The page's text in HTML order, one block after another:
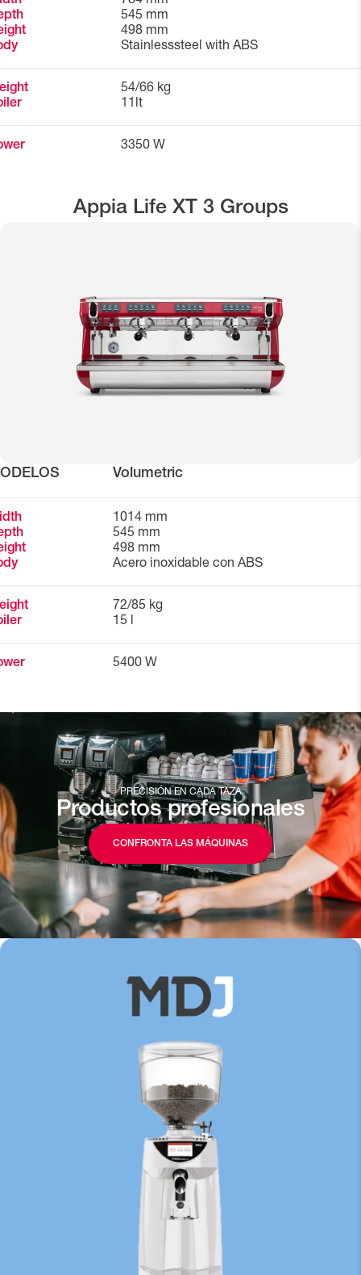
545 mm
498 mm
Stainlesssteel with ABS
54/66 kg
11lt
3350 W
Appia Life XT 3 Groups
Volumetric
1014 mm
545 mm
498 mm
Acero inoxidable con ABS
72/85 kg
15 l
5400 W
PRECISIÓN EN CADA TAZA
Productos profesionales
CONFRONTA LAS MÁQUINAS